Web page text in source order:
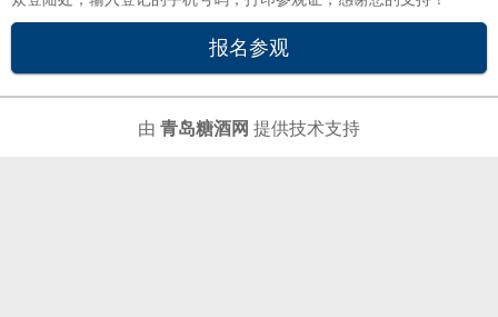
由 青岛糖酒网 提供技术支持